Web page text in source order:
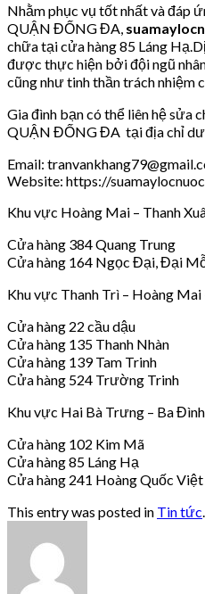
Nhằm phục vụ tốt nhất và đáp
QUẬN ĐỐNG ĐA,
chữa tại cửa hàng 85 Láng
được thực hiện bởi đội ngũ
cũng như tinh thần trách nhiệm
Gia đình bạn có thể liên hệ sửa
QUẬN ĐỐNG ĐA tại địa chỉ
Email:
Website: https://
Khu vực Hoàng Mai – Thanh
Cửa hàng 384 Quang Trung
Cửa hàng 164 Ngọc Đại, Đại
Khu vực Thanh Trì – Hoàng
Cửa hàng 22 cầu dậu
Cửa hàng 135 Thanh Nhàn
Cửa hàng 139 Tam Trinh
Cửa hàng 524 Trường Trinh
Khu vực Hai Bà Trưng – Ba
Cửa hàng 102 Kim Mã
Cửa hàng 85 Láng Hạ
Cửa hàng 241 Hoàng Quốc Việt
This entry was posted in Tin tức